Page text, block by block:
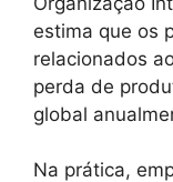
estima que os
relacionados
perda de
global
Na prática,